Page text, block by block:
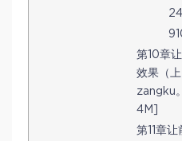
第10章
效果（
zangku
4M]
第11章